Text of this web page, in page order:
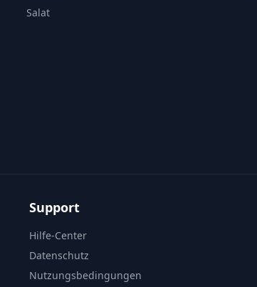
Salat
Support
Hilfe-Center
Datenschutz
Nutzungsbedingungen